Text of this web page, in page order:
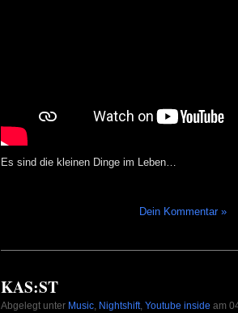
Es sind die kleinen Dinge im Leben…
Dein Kommentar »
KAS:ST
Abgelegt unter Music, Nightshift, Youtube inside am